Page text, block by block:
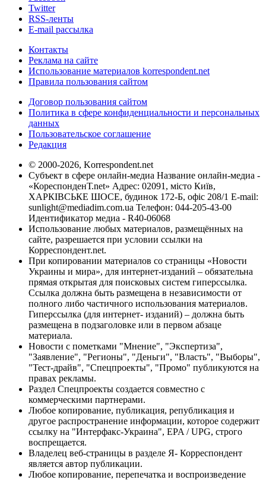
Twitter
RSS-ленты
E-mail рассылка
Контакты
Реклама на сайте
Использование материалов korrespondent.net
Правила пользования сайтом
Договор пользования сайтом
Политика в сфере конфиденциальности и персональных
данных
Пользовательское соглашение
Редакция
© 2000-2026, Korrespondent.net
Субъект в сфере онлайн-медиа Название онлайн-медиа -
«КореспонденТ.net» Адрес: 02091, місто Київ,
ХАРКІВСЬКЕ ШОСЕ, будинок 172-Б, офіс 208/1 E-mail:
sunlight@mediadim.com.ua Телефон: 044-205-43-00
Идентификатор медиа - R40-06068
Использование любых материалов, размещённых на
сайте, разрешается при условии ссылки на
Корреспондент.net.
При копировании материалов со страницы «Новости
Украины и мира», для интернет-изданий – обязательна
прямая открытая для поисковых систем гиперссылка.
Ссылка должна быть размещена в независимости от
полного либо частичного использования материалов.
Гиперссылка (для интернет- изданий) – должна быть
размещена в подзаголовке или в первом абзаце
материала.
Новости с пометками "Мнение", "Экспертиза",
"Заявление", "Регионы", "Деньги", "Власть", "Выборы",
"Тест-драйв", "Спецпроекты", "Промо" публикуются на
правах рекламы.
Раздел Спецпроекты создается совместно с
коммерческими партнерами.
Любое копирование, публикация, републикация и
другое распространение информации, которое содержит
ссылку на "Интерфакс-Украина", EPA / UPG, строго
воспрещается.
Владелец веб-страницы в разделе Я- Корреспондент
является автор публикации.
Любое копирование, перепечатка и воспроизведение